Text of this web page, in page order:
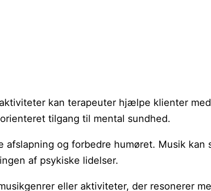
kan terapeuter hjælpe klienter
tilgang til mental sundhed.
og forbedre humøret. Musik
af psykiske lidelser.
eller aktiviteter, der resonerer